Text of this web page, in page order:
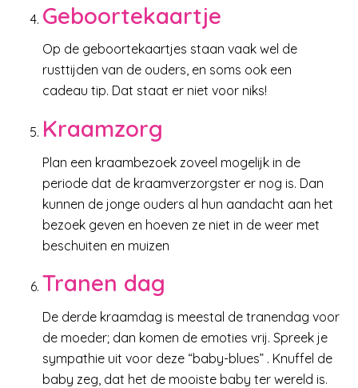
Geboortekaartje
Op de geboortekaartjes staan vaak wel de
rusttijden van de ouders, en soms ook een
cadeau tip. Dat staat er niet voor niks!
Kraamzorg
Plan een kraambezoek zoveel mogelijk in de
periode dat de kraamverzorgster er nog is. Dan
kunnen de jonge ouders al hun aandacht aan het
bezoek geven en hoeven ze niet in de weer met
beschuiten en muizen
Tranen dag
De derde kraamdag is meestal de tranendag voor
de moeder; dan komen de emoties vrij. Spreek je
sympathie uit voor deze “baby-blues” . Knuffel de
baby zeg, dat het de mooiste baby ter wereld is.